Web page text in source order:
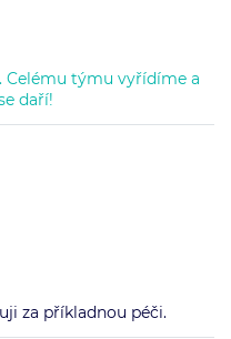
Celému týmu vyřídíme a
daří!
za příkladnou péči.